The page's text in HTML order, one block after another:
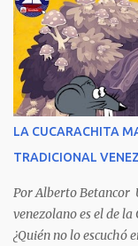
novela publicada en
venezolano al vender
extraordinario
personajes, cuatro
venezolana y cuyos
tener la policía
porque refleja los
venezolana, tráfico...
LA CUCARACHITA
TRADICIONAL
Por Alberto Betancor
venezolano es el de
¿Quién no lo escuchó